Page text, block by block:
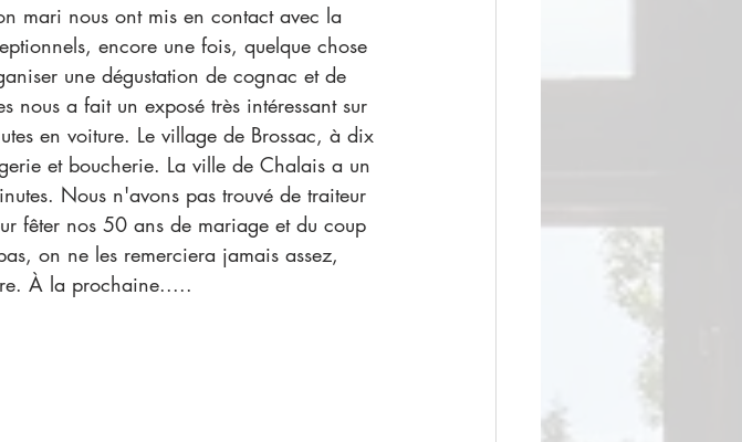
mari nous ont mis en contact avec la
encore une fois, quelque chose
une dégustation de cognac et de
nous a fait un exposé très intéressant sur
en voiture. Le village de Brossac, à dix
et boucherie. La ville de Chalais a un
Nous n'avons pas trouvé de traiteur
fêter nos 50 ans de mariage et du coup
on ne les remerciera jamais assez,
À la prochaine.....